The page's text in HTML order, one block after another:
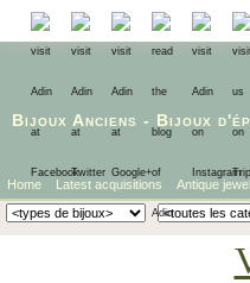
Bijoux Anciens - Bijoux
Home Latest acquisitions Antique